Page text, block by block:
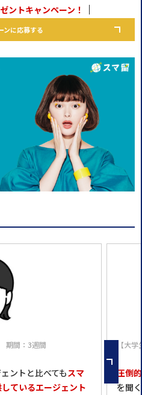
ントキャンペーン！
ンに応募する
期間：3週間
ントと比べてもスマ
ているエージェント
【大
圧倒
を聞